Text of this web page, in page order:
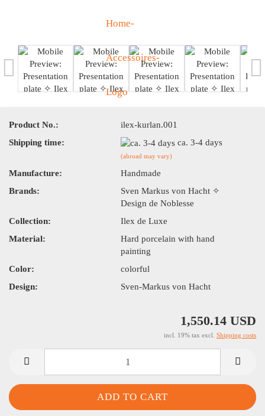
Product No.:
ilex-kurlan.001
Shipping time:
ca. 3-4 days
(abroad may vary)
Manufacture:
Handmade
Brands:
Sven Markus von Hacht ✧
Design de Noblesse
Collection:
Ilex de Luxe
Material:
Hard porcelain with hand
painting
Color:
colorful
Design:
Sven-Markus von Hacht
1,550.14 USD
incl. 19% tax excl. Shipping costs